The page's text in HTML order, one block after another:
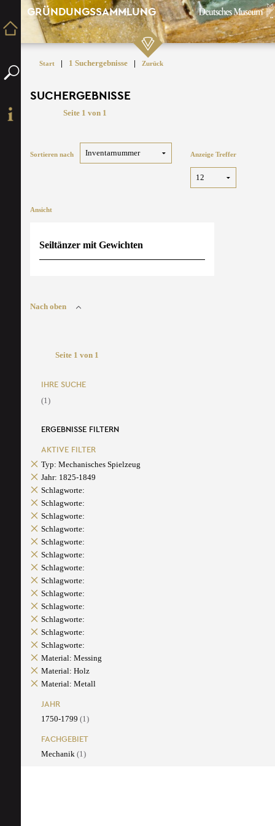
GRÜNDUNGSSAMMLUNG
Start | 1 Suchergebnisse | Zurück
SUCHERGEBNISSE
Seite 1 von 1
Sortieren nach Anzeige Treffer
Ansicht
Seiltänzer mit Gewichten
Nach oben
Seite 1 von 1
IHRE SUCHE
(1)
ERGEBNISSE FILTERN
AKTIVE FILTER
Typ: Mechanisches Spielzeug
Jahr: 1825-1849
Schlagworte:
Schlagworte:
Schlagworte:
Schlagworte:
Schlagworte:
Schlagworte:
Schlagworte:
Schlagworte:
Schlagworte:
Schlagworte:
Schlagworte:
Schlagworte:
Schlagworte:
Material: Messing
Material: Holz
Material: Metall
JAHR
1750-1799 (1)
FACHGEBIET
Mechanik (1)